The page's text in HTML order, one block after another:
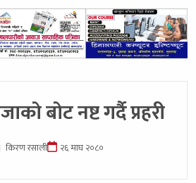
बाेट नष्ट गर्दै प्रहरी
किरण रसाली २६ माघ २०८०